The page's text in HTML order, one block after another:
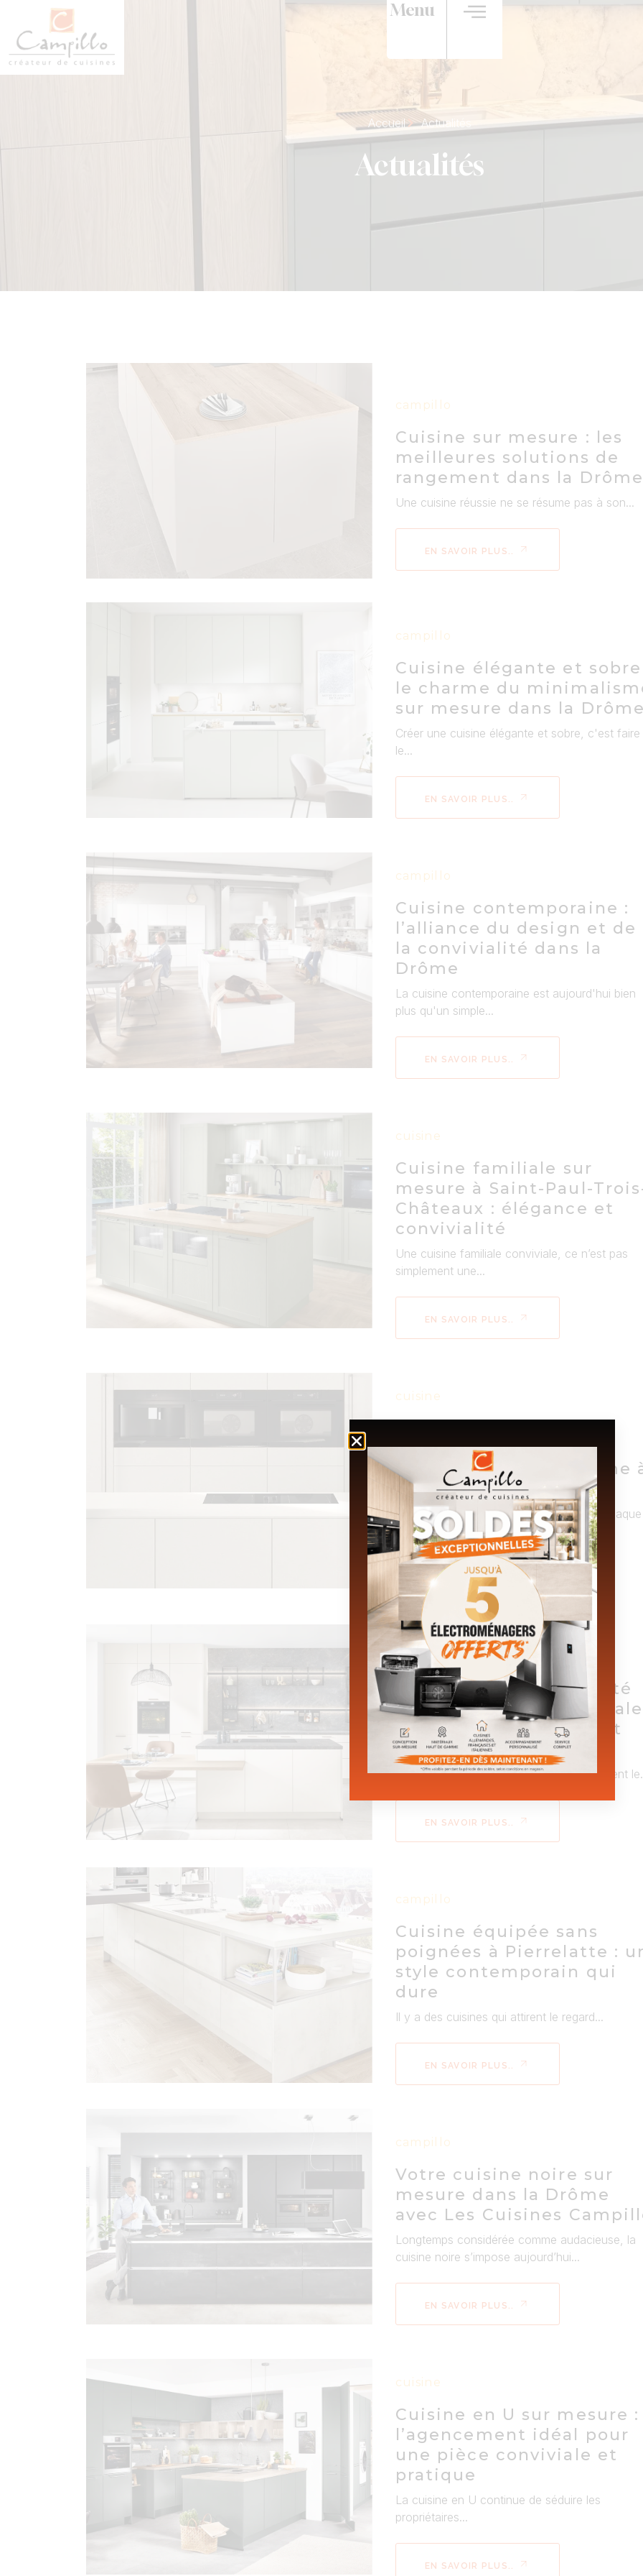
Menu
Accueil Actualités
Actualités
campillo
Cuisine sur mesure : les
meilleures solutions de
rangement dans la
Une cuisine réussie ne se résume pas à son...
EN SAVOIR PLUS..
campillo
Cuisine élégante et
le charme du
sur mesure dans la
Créer une cuisine élégante et sobre, c'est faire
le...
EN SAVOIR PLUS..
campillo
Cuisine contemporaine :
l’alliance du design et de
la convivialité dans la
Drôme
La cuisine contemporaine est aujourd'hui bien
plus qu'un simple...
EN SAVOIR PLUS..
cuisine
Cuisine familiale sur
mesure à Saint-Paul-
Châteaux : élégance et
convivialité
Une cuisine familiale conviviale, ce n’est pas
simplement une...
EN SAVOIR PLUS..
cuisine
hotte intégrée : des
cuisines haut de gamme
St-Paul-Trois-Châteaux
Dans une cuisine sur mesure moderne, chaque
détail compte....
EN SAVOIR PLUS..
campillo
Cuisine charme et clarté
dans la Drôme
une pièce lumineuse et
fonctionnelle
Il y a des cuisines qui attirent immédiatement
EN SAVOIR PLUS..
campillo
Cuisine équipée sans
poignées à Pierrelatte :
style contemporain qui
dure
Il y a des cuisines qui attirent le regard...
EN SAVOIR PLUS..
campillo
Votre cuisine noire sur
mesure dans la Drôme
avec Les Cuisines
Longtemps considérée comme audacieuse, la
cuisine noire s’impose aujourd’hui...
EN SAVOIR PLUS..
cuisine
Cuisine en U sur mesure :
l’agencement idéal pour
une pièce conviviale et
pratique
La cuisine en U continue de séduire les
propriétaires...
EN SAVOIR PLUS..